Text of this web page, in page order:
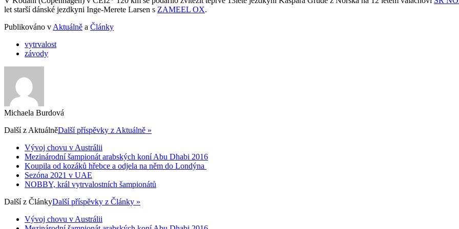
let starší dánské jezdkyni Inge-Merete Larsen s ZAMEEL OX.
Publikováno v Aktuálně a Články
vytrvalost
závody
Michaela Burdová
Další z AktuálněDalší příspěvky z Aktuálně »
Vývoj chovu v Austrálii
Mezinárodní šampionát arabských koní Abu Dhabi 2016
Koupila od kozáků hřebce a odjela na něm do Londýna
Sezóna 2021 v UAE
NOBBY, král vytrvalostních šampionátů
Další z ČlánkyDalší příspěvky z Články »
Vývoj chovu v Austrálii